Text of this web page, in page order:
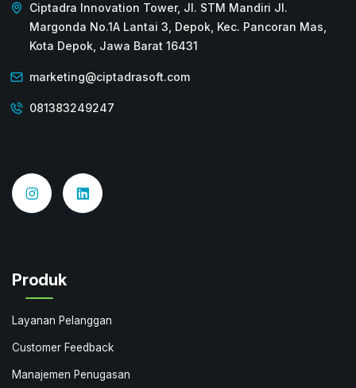
Ciptadra Innovation Tower, Jl. STM Mandiri Jl.
Margonda No.1A Lantai 3, Depok, Kec. Pancoran Mas,
Kota Depok, Jawa Barat 16431
marketing@ciptadrasoft.com
081383249247
Produk
Layanan Pelanggan
Customer Feedback
Manajemen Penugasan